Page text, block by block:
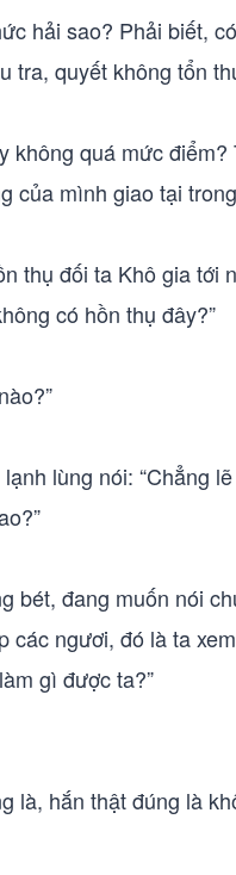
hải sao? Phải biết,
tra, quyết không tổn
không quá mức
mình giao tại
thụ đối ta Khô gia tới
có hồn thụ đây?”
lùng nói: “Chẳng
bét, đang muốn nói
ngươi, đó là ta
gì được ta?”
là, hắn thật đúng là